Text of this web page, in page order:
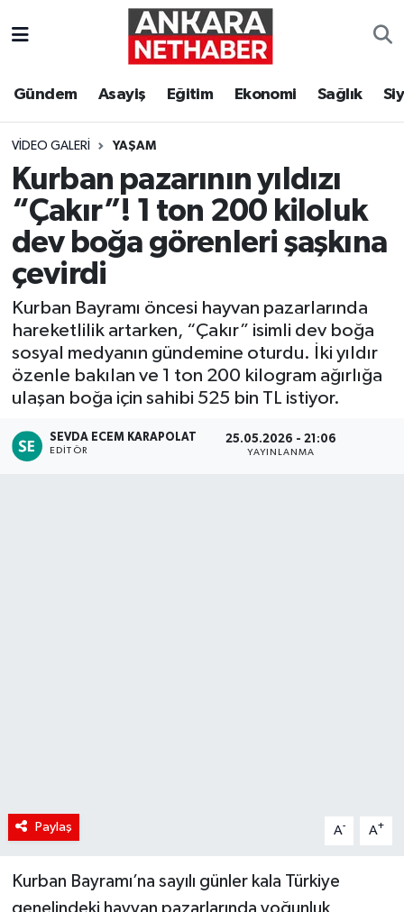
Gündem Asayiş Eğitim Ekonomi Sağlık
VIDEO GALERI YAŞAM
Kurban pazarının yıldızı
“Çakır”! 1 ton 200 kiloluk
dev boğa görenleri şaşkına
çevirdi
Kurban Bayramı öncesi hayvan pazarlarında
hareketlilik artarken, “Çakır” isimli dev boğa
sosyal medyanın gündemine oturdu. İki yıldır
özenle bakılan ve 1 ton 200 kilogram ağırlığa
ulaşan boğa için sahibi 525 bin TL istiyor.
SEVDA ECEM KARAPOLAT
EDITÖR
25.05.2026 - 21:06
YAYINLANMA
Paylaş A- A+
Kurban Bayramı’na sayılı günler kala Türkiye
genelindeki hayvan pazarlarında yoğunluk
Ekonomi
Gündem
Kim Kimdir Nereli
Resmi İlanlar
Sağlık
Siyaset
Ankara Hava Durumu
Tüm Manşetler
Son Dakika Haberleri
Haber Arşivi